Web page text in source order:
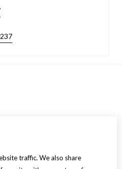
traffic. We also share